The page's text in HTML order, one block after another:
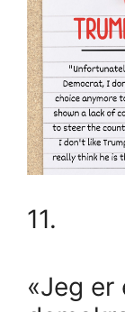
11.
«Jeg er